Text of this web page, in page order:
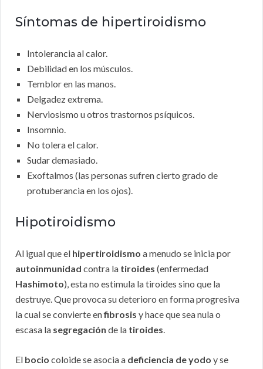
Síntomas de hipertiroidismo
Intolerancia al calor.
Debilidad en los músculos.
Temblor en las manos.
Delgadez extrema.
Nerviosismo u otros trastornos psíquicos.
Insomnio.
No tolera el calor.
Sudar demasiado.
Exoftalmos (las personas sufren cierto grado de
protuberancia en los ojos).
Hipotiroidismo
Al igual que el hipertiroidismo a menudo se inicia por
autoinmunidad contra la tiroides (enfermedad
Hashimoto), esta no estimula la tiroides sino que la
destruye. Que provoca su deterioro en forma progresiva
la cual se convierte enfibrosis y hace que sea nula o
escasa la segregación de la tiroides.
El bocio coloide se asocia a deficiencia de yodo y se